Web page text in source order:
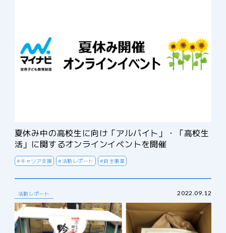
夏休み中の高校生に向け「アルバイト」・「高校生
活」に関するオンラインイベントを開催
#キャリア支援 #活動レポート #自主事業
活動レポート 2022.09.12